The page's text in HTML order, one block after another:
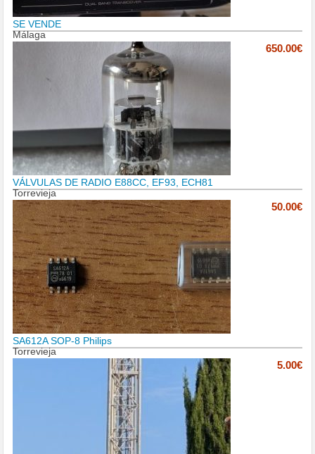
SE VENDE
Málaga
650.00€
VÁLVULAS DE RADIO E88CC, EF93, ECH81
Torrevieja
50.00€
SA612A SOP-8 Philips
Torrevieja
5.00€